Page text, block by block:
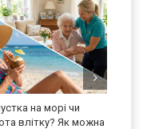
на морі чи
влітку? Як можна